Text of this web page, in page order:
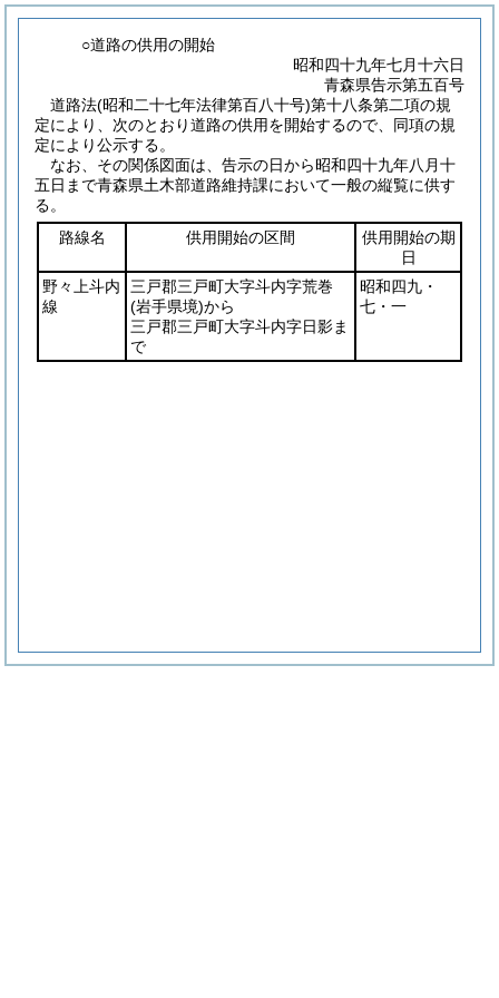
○道路の供用の開始
昭和四十九年七月十六日
青森県告示第五百号
道路法(昭和二十七年法律第百八十号)第十八条第二項の規
定により、次のとおり道路の供用を開始するので、同項の規
定により公示する。
なお、その関係図面は、告示の日から昭和四十九年八月十
五日まで青森県土木部道路維持課において一般の縦覧に供す
る。
路線名
供用開始の区間
供用開始の期
日
野々上斗内
線
三戸郡三戸町大字斗内字荒巻
(岩手県境)から
三戸郡三戸町大字斗内字日影ま
で
昭和四九・
七・一